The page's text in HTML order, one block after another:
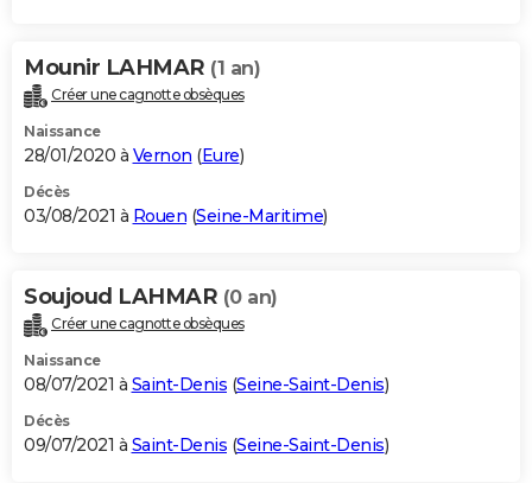
Mounir LAHMAR (1 an)
Créer une cagnotte obsèques
Naissance
28/01/2020 à Vernon (Eure)
Décès
03/08/2021 à Rouen (Seine-Maritime)
Soujoud LAHMAR (0 an)
Créer une cagnotte obsèques
Naissance
08/07/2021 à Saint-Denis (Seine-Saint-Denis)
Décès
09/07/2021 à Saint-Denis (Seine-Saint-Denis)